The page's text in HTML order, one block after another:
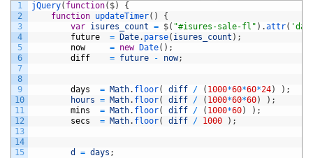
1
2
3
4
5
6
7
8
9
10
11
12
13
14
15
jQuery( function( $)
{
function updateTimer( )
{
var isures_count = $( "#isures-sale-fl" ) .attr(
future
= Date. parse( isures_count ) ;
now
= new Date( ) ;
diff
= future - now;
days = Math. floor( diff / ( 1000*60*60*24) ) ;
hours = Math. floor( diff / ( 1000*60*60) ) ;
mins
= Math. floor( diff / ( 1000*60) ) ;
secs
= Math. floor( diff / 1000 ) ;
d = days ;